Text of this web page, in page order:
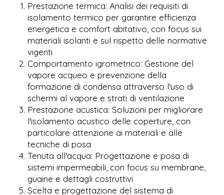
Prestazione termica: Analisi dei requisiti di
isolamento termico per garantire efficienza
energetica e comfort abitativo, con focus sui
materiali isolanti e sul rispetto delle normative
vigenti
Comportamento igrometrico: Gestione del
vapore acqueo e prevenzione della
formazione di condensa attraverso l'uso di
schermi al vapore e strati di ventilazione
Prestazione acustica: Soluzioni per migliorare
l'isolamento acustico delle coperture, con
particolare attenzione ai materiali e alle
tecniche di posa
Tenuta all'acqua: Progettazione e posa di
sistemi impermeabili, con focus su membrane,
guaine e dettagli costruttivi
Scelta e progettazione del sistema di